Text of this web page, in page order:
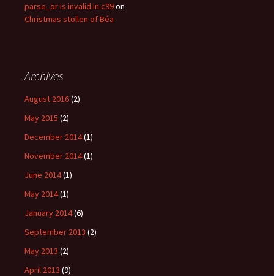
parse_or is invalid in c99on
Christmas stollen of Béa
Archives
August 2016(2)
May 2015 (2)
December 2014(1)
November 2014(1)
June 2014(1)
May 2014(1)
January 2014(6)
September 2013 (2)
May 2013 (2)
April 2013 (9)